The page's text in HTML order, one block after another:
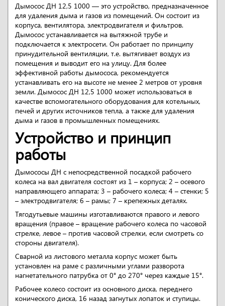
Дымосос ДН 12,5 1000 — это устройство, предназначенное
для удаления дыма и газов из помещений. Он состоит из
корпуса, вентилятора, электродвигателя и фильтров.
Дымосос устанавливается на вытяжной трубе и
подключается к электросети. Он работает по принципу
принудительной вентиляции, т.е. вытягивает воздух из
помещения и выводит его на улицу. Для более
эффективной работы дымососа, рекомендуется
устанавливать его на высоте не менее 2 метров от уровня
земли. Дымосос ДН 12,5 1000 может использоваться в
качестве вспомогательного оборудования для котельных,
печей и других источников тепла, а также для удаления
дыма и газов в промышленных помещениях.
Устройство и принцип
работы
Дымососы ДН с непосредственной посадкой рабочего
колеса на вал двигателя состоят из 1 – корпуса; 2 – осевого
направляющего аппарата; 3 – рабочего колеса; 4 – стенки; 5
– электродвигателя; 6 – рамы; 7 – крепежных деталях.
Тягодутьевые машины изготавливаются правого и левого
вращения (правое – вращение рабочего колеса по часовой
стрелке, левое – против часовой стрелки, если смотреть со
стороны двигателя).
Сварной из листового металла корпус может быть
установлен на раме с различными углами разворота
нагнетательного патрубка от 0° до 270° через каждые 15°.
Рабочее колесо состоит из основного диска, переднего
конического диска, 16 назад загнутых лопаток и ступицы.